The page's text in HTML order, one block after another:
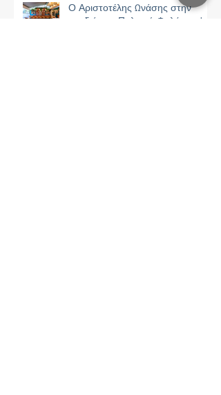
Ο Αριστοτέλης Ωνάσης στην
καρδιά του Παλαιού Φαλήρου !